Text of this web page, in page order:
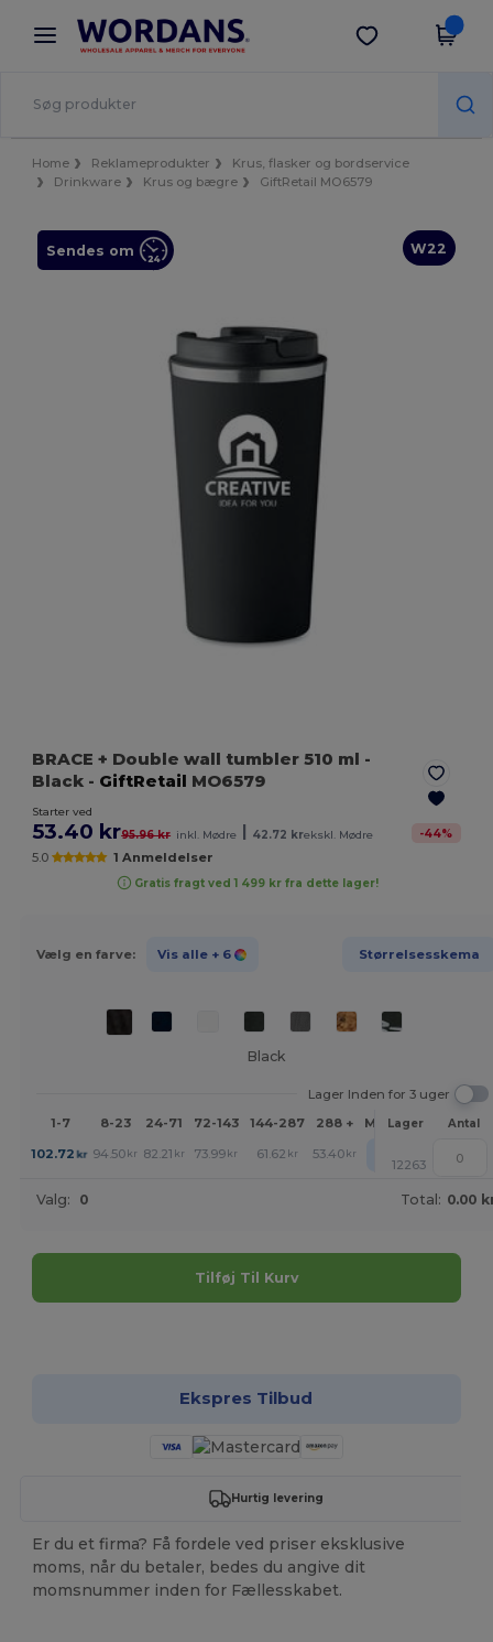
× Wordans-app
Bedre priser i appen!
Hent app
Home Reklameprodukter
Krus, flasker og bordservice
Drinkware
Krus og bægre GiftRetail MO6579
W22
Sendes om
BRACE + Double wall tumbler 510 ml -
Black - GiftRetail MO6579
Starter ved
53.40 kr95.96 kr inkl. Mødre 42.72 krekskl. Mødre -44%
5.0 1 Anmeldelser
Gratis fragt ved 1 499 kr fra dette lager!
Vælg en farve: Vis alle + 6 Størrelsesskema
Black
Lager Inden for 3 uger
1-7
8-23 24-71 72-143 144-287 288 + MereLager Antal
102.72 kr 94.50 kr 82.21 kr 73.99 kr 61.62 kr 53.40 kr
12263
Valg: 0 Total: 0.00
Tilføj Til Kurv
Ekspres Tilbud
Hurtig levering
Er du et firma? Få fordele ved priser eksklusive
moms, når du betaler, bedes du angive dit
momsnummer inden for Fællesskabet.